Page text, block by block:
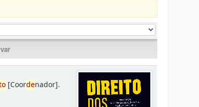
[Coordenador].